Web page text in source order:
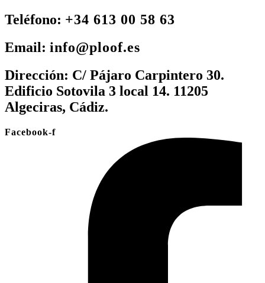
Teléfono: +34 613 00 58 63
Email: info@ploof.es
Dirección: C/ Pájaro Carpintero 30.
Edificio Sotovila 3 local 14. 11205
Algeciras, Cádiz.
Facebook-f